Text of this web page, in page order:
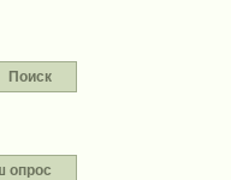
Поиск
опрос